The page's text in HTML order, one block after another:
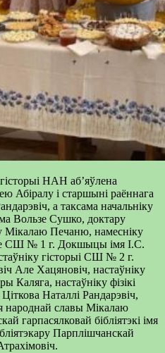
НАН аб’яўлена
Абіралу і старшыні раённага
а таксама начальніку
Вользе Сушко, доктару
Мікалаю Печаню, намесніку
СШ № 1 г. Докшыцы імя І.С.
гісторыі СШ № 2 г.
Але Хацяновіч, настаўніку
Каляга, настаўніку фізікі
Наталлі Рандарэвіч,
народнай славы Мікалаю
гарпасялковай бібліятэкі імя
Парплішчанскай